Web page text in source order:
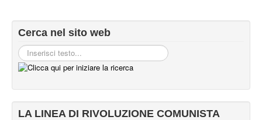
Cerca nel sito web
LA LINEA DI RIVOLUZIONE COMUNISTA